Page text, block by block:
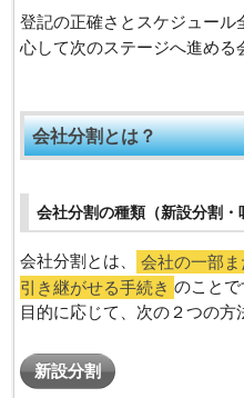
登記の正確さとスケジュー
心して次のステージへ進める
会社分割とは？
会社分割の種類（新設分割・
会社分割とは、
会社の一部
引き継がせる手続き のことで
目的に応じて、次の２つの方
新設分割